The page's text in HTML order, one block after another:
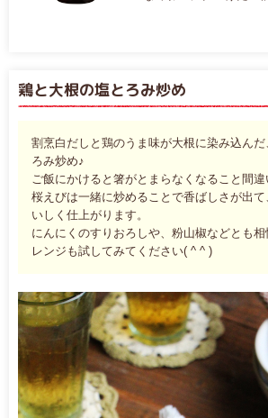
鶏と大根の塩とろみ炒め
割烹白だしと鶏のうま味が大根に染み込んだ
ろみ炒め♪
ご飯にかけると箸がとまらなくなること間違
桜えびは一緒に炒めることで香ばしさが出
いしく仕上がります。
にんにくのすりおろしや、粉山椒などとも
レンジも試してみてください( ^ ^ )